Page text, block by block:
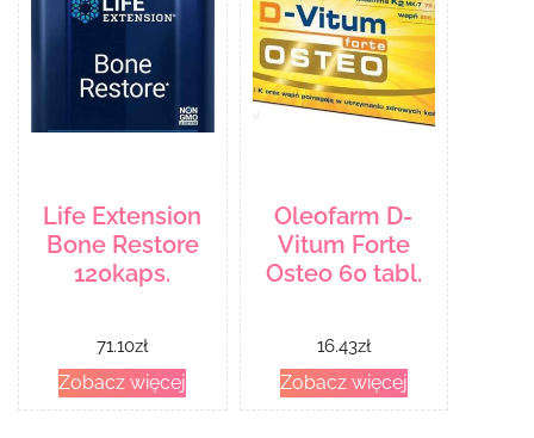
Life Extension
Bone Restore
120kaps.
71.10zł
Zobacz więcej
Oleofarm D-
Vitum Forte
Osteo 60 tabl.
16.43zł
Zobacz więcej